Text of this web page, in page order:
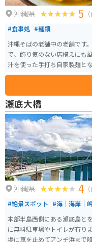
沖縄県 5
#食事処 #麺類
沖縄そばの老舗中の老舗です
で、飾り気のない店構えにも
汁を使った手打ち自家製麺と
も注目です。カツオ漁が盛ん
品、そばとジューシーのセッ
瀬底大橋
沖縄県 4
#絶景スポット #海｜海岸｜
本部半島西側にある瀬底島と
に無料駐車場やトイレが有り
場に車を止めてアンチ浜まで